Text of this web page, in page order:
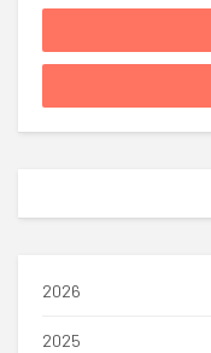
2026
2025